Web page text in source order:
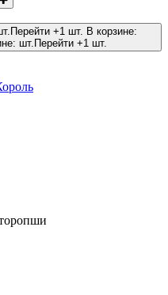
Перейти +1 шт. В корзине:
шт. Перейти +1 шт.